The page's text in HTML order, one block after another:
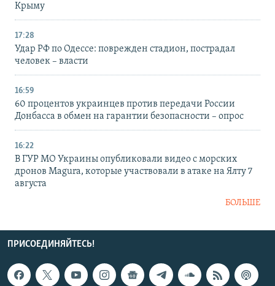
Крыму
17:28
Удар РФ по Одессе: поврежден стадион, пострадал
человек – власти
16:59
60 процентов украинцев против передачи России
Донбасса в обмен на гарантии безопасности – опрос
16:22
В ГУР МО Украины опубликовали видео с морских
дронов Magura, которые участвовали в атаке на Ялту 7
августа
БОЛЬШЕ
ПРИСОЕДИНЯЙТЕСЬ!